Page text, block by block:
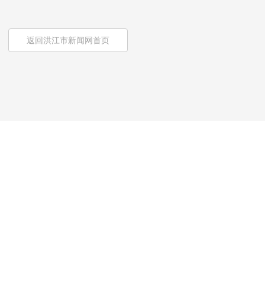
返回洪江市新闻网首页